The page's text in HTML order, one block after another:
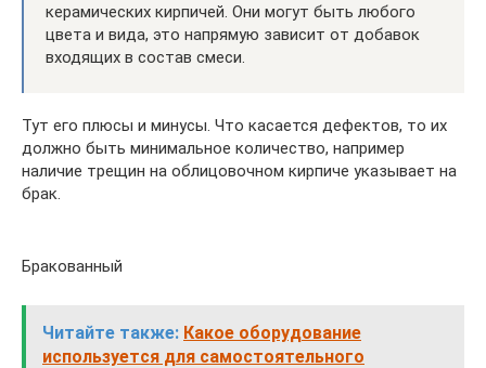
керамических кирпичей. Они могут быть любого
цвета и вида, это напрямую зависит от добавок
входящих в состав смеси.
Тут его плюсы и минусы. Что касается дефектов, то их
должно быть минимальное количество, например
наличие трещин на облицовочном кирпиче указывает на
брак.
Бракованный
Читайте также: Какое оборудование
используется для самостоятельного